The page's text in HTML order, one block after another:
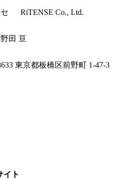
セ RiTENSE Co., Ltd.
田 亘
東京都板橋区前野町 1-47-3
イト